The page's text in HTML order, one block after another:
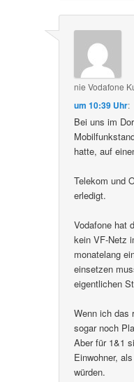
nie Vodafone
um 10:39 Uhr:
Bei uns im
hatte, auf
Telekom und
erledigt.
Vodafone hat
kein VF-Netz
monatelang
einsetzen
eigentlichen
Wenn ich das
sogar noch
Aber für 1&1
Einwohner,
würden.